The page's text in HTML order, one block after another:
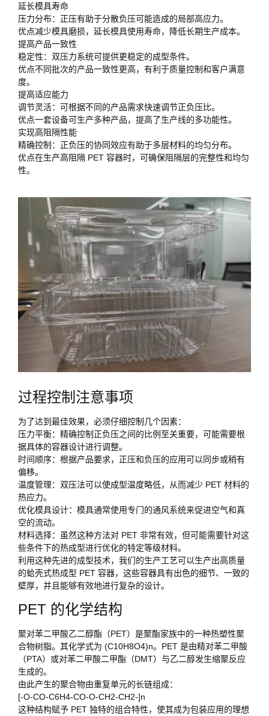
延长模具寿命
压力分布：正压有助于分散负压可能造成的局部高应力。
优点减少模具磨损，延长模具使用寿命，降低长期生产成本。
提高产品一致性
稳定性：双压力系统可提供更稳定的成型条件。
优点不同批次的产品一致性更高，有利于质量控制和客户满意
度。
提高适应能力
调节灵活：可根据不同的产品需求快速调节正负压比。
优点一套设备可生产多种产品，提高了生产线的多功能性。
实现高阻隔性能
精确控制：正负压的协同效应有助于多层材料的均匀分布。
优点在生产高阻隔 PET 容器时，可确保阻隔层的完整性和均匀
性。
过程控制注意事项
为了达到最佳效果，必须仔细控制几个因素：
压力平衡：精确控制正负压之间的比例至关重要，可能需要根
据具体的容器设计进行调整。
时间顺序：根据产品要求，正压和负压的应用可以同步或稍有
偏移。
温度管理：双压法可以使成型温度略低，从而减少 PET 材料的
热应力。
优化模具设计：模具通常使用专门的通风系统来促进空气和真
空的流动。
材料选择：虽然这种方法对 PET 非常有效，但可能需要针对这
些条件下的热成型进行优化的特定等级材料。
利用这种先进的成型技术，我们的生产工艺可以生产出高质量
的蛤壳式热成型 PET 容器，这些容器具有出色的细节、一致的
壁厚，并且能够有效地进行复杂的设计。
PET 的化学结构
聚对苯二甲酸乙二醇酯（PET）是聚酯家族中的一种热塑性聚
合物树脂。其化学式为 (C10H8O4)n。PET 是由精对苯二甲酸
（PTA）或对苯二甲酸二甲酯（DMT）与乙二醇发生缩聚反应
生成的。
由此产生的聚合物由重复单元的长链组成：
[-O-CO-C6H4-CO-O-CH2-CH2-]n
这种结构赋予 PET 独特的组合特性，使其成为包装应用的理想